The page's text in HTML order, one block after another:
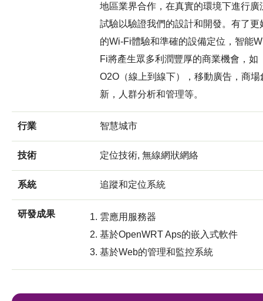
地區業界合作，在真實的環境下進行廣
試驗以驗證我們的設計和開發。有了更
的Wi-Fi體驗和準確的設備定位，智能
Fi將產生眾多利潤豐厚的商業機會，如
O2O（線上到線下），移動廣告，商場
新，人群分析和管理等。
行業 智慧城市
技術 定位技術, 無線網狀網絡
系統 追蹤和定位系統
研發成果
雲應用服務器
基於OpenWRT Aps的嵌入式軟件
基於Web的管理和監控系統